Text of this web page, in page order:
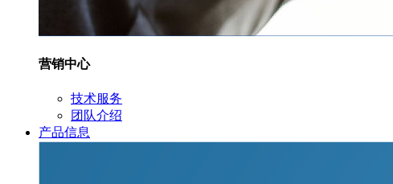
营销中心
技术服务
团队介绍
产品信息